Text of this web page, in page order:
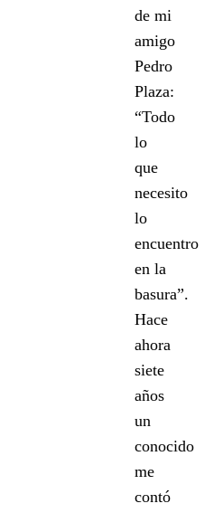
de mi
amigo
Pedro
Plaza:
“Todo
lo
que
necesito
lo
encuentro
en la
basura”.
Hace
ahora
siete
años
un
conocido
me
contó